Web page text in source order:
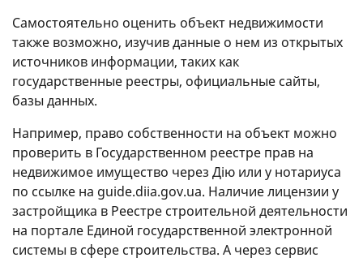
Самостоятельно оценить объект недвижимости
также возможно, изучив данные о нем из открытых
источников информации, таких как
государственные реестры, официальные сайты,
базы данных.
Например, право собственности на объект можно
проверить в Государственном реестре прав на
недвижимое имущество через Дію или у нотариуса
по ссылке на guide.diia.gov.ua. Наличие лицензии у
застройщика в Реестре строительной деятельности
на портале Единой государственной электронной
системы в сфере строительства. А через сервис